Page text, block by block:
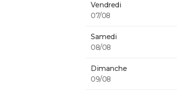
Vendredi
07/08
Samedi
08/08
Dimanche
09/08